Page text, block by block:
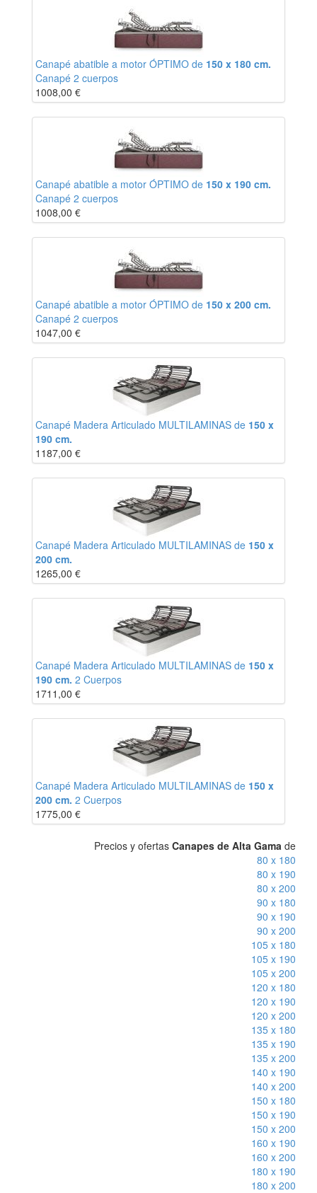
Canapé abatible a motor ÓPTIMO de 150 x 180 cm.
Canapé 2 cuerpos
1008,00 €
Canapé abatible a motor ÓPTIMO de 150 x 190 cm.
Canapé 2 cuerpos
1008,00 €
Canapé abatible a motor ÓPTIMO de 150 x 200 cm.
Canapé 2 cuerpos
1047,00 €
Canapé Madera Articulado MULTILAMINAS de 150 x
190 cm.
1187,00 €
Canapé Madera Articulado MULTILAMINAS de 150 x
200 cm.
1265,00 €
Canapé Madera Articulado MULTILAMINAS de 150 x
190 cm. 2 Cuerpos
1711,00 €
Canapé Madera Articulado MULTILAMINAS de 150 x
200 cm. 2 Cuerpos
1775,00 €
Precios y ofertas Canapes de Alta Gama de
80 x 180
80 x 190
80 x 200
90 x 180
90 x 190
90 x 200
105 x 180
105 x 190
105 x 200
120 x 180
120 x 190
120 x 200
135 x 180
135 x 190
135 x 200
140 x 190
140 x 200
150 x 180
150 x 190
150 x 200
160 x 190
160 x 200
180 x 190
180 x 200